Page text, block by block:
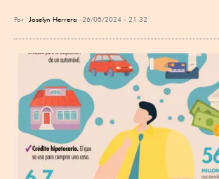
Por Joselyn Herrera 26/05/2024 - 21:32